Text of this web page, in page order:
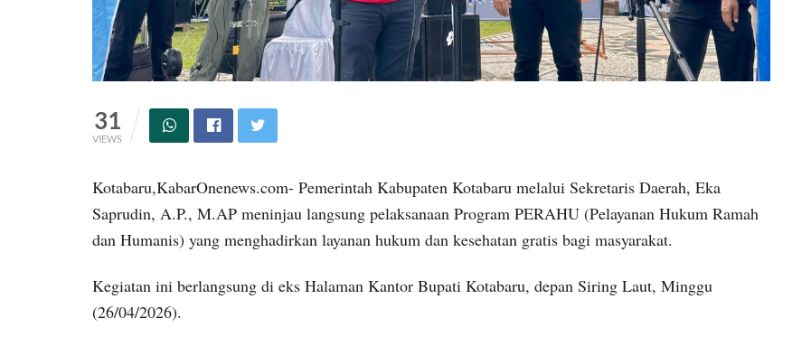
31
VIEWS
Kotabaru,KabarOnenews.com- Pemerintah Kabupaten Kotabaru melalui Sekretaris Daerah, Eka
Saprudin, A.P., M.AP meninjau langsung pelaksanaan Program PERAHU (Pelayanan Hukum Ramah
dan Humanis) yang menghadirkan layanan hukum dan kesehatan gratis bagi masyarakat.
Kegiatan ini berlangsung di eks Halaman Kantor Bupati Kotabaru, depan Siring Laut, Minggu
(26/04/2026).